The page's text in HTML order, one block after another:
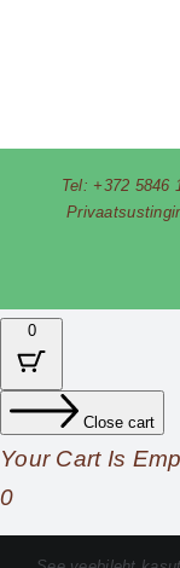
Tel: +372 5846
0
Close cart
Your Cart Is
0
Check out our